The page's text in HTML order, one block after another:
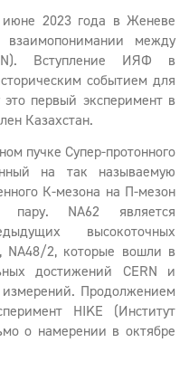
2023 года в Женеве
между
Вступление ИЯФ в
событием для
это первый эксперимент в
Казахстан.
пучке Супер-протонного
на так называемую
К-мезона на П-мезон
пару. NA62 является
высокоточных
NA48/2, которые вошли в
достижений CERN и
Продолжением
HIKE (Институт
о намерении в октябре